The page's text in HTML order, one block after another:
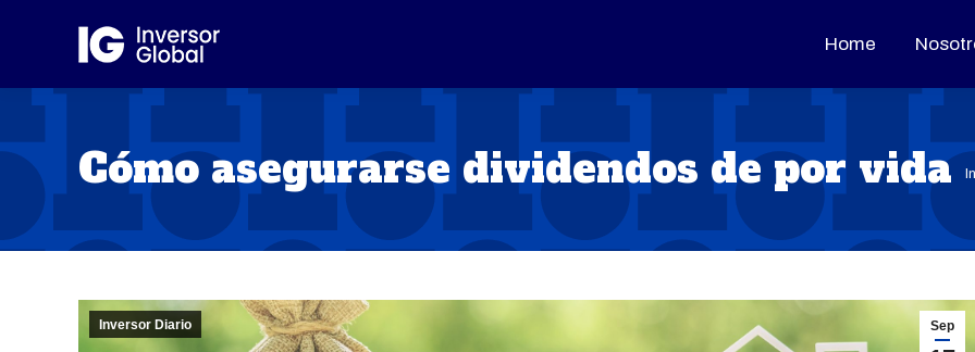
Home
Cómo asegurarse dividendos de por vida
Sep
Inversor Diario
Home